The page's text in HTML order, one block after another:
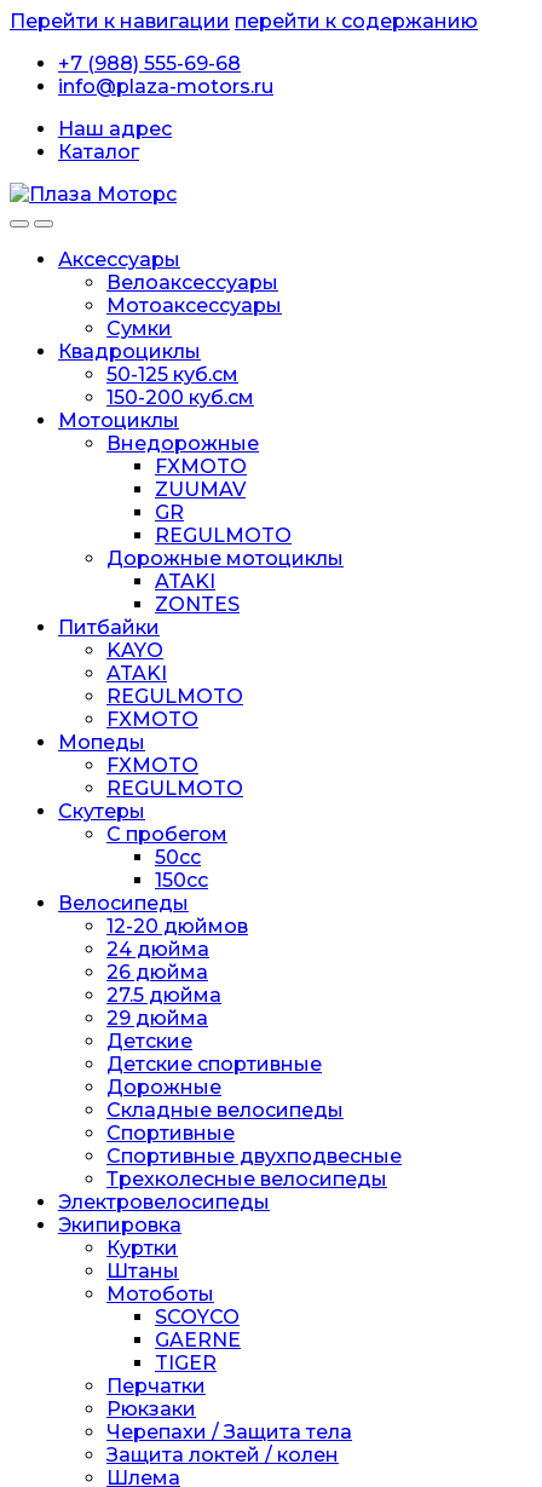
Перейти к навигации перейти к содержанию
+7 (988) 555-69-68
info@plaza-motors.ru
Наш адрес
Каталог
Аксессуары
Велоаксессуары
Мотоаксессуары
Сумки
Квадроциклы
50-125 куб.см
150-200 куб.см
Мотоциклы
Внедорожные
FXMOTO
ZUUMAV
GR
REGULMOTO
Дорожные мотоциклы
ATAKI
ZONTES
Питбайки
KAYO
ATAKI
REGULMOTO
FXMOTO
Мопеды
FXMOTO
REGULMOTO
Скутеры
С пробегом
50cc
150cc
Велосипеды
12-20 дюймов
24 дюйма
26 дюйма
27.5 дюйма
29 дюйма
Детские
Детские спортивные
Дорожные
Складные велосипеды
Спортивные
Спортивные двухподвесные
Трехколесные велосипеды
Электровелосипеды
Экипировка
Куртки
Штаны
Мотоботы
SCOYCO
GAERNE
TIGER
Перчатки
Рюкзаки
Черепахи / Защита тела
Защита локтей / колен
Шлема